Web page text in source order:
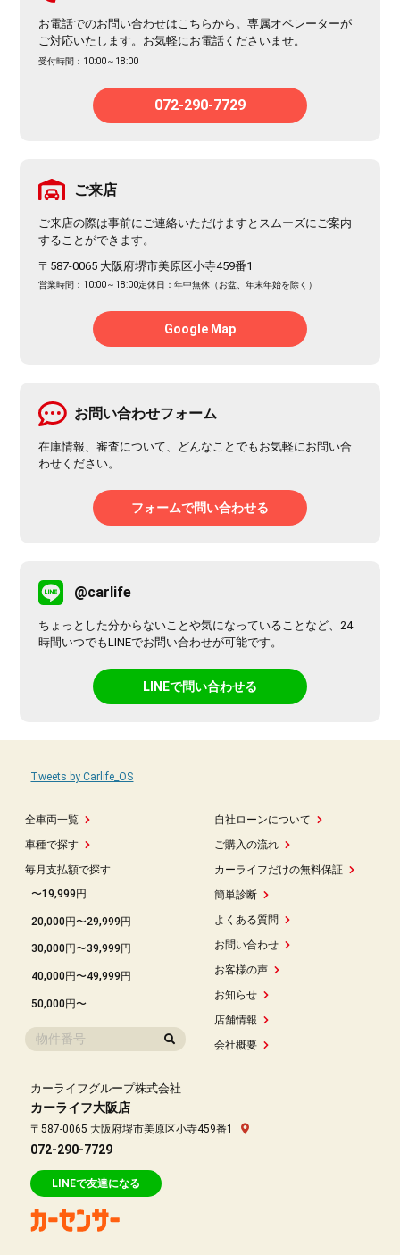
お電話でのお問い合わせはこちらから。専属オペレーターが
ご対応いたします。お気軽にお電話くださいませ。
受付時間：10:00～18:00
072-290-7729
ご来店
ご来店の際は事前にご連絡いただけますとスムーズにご案内
することができます。
〒587-0065 大阪府堺市美原区小寺459番1
営業時間：10:00～18:00定休日：年中無休（お盆、年末年始を除く）
Google Map
お問い合わせフォーム
在庫情報、審査について、どんなことでもお気軽にお問い合
わせください。
フォームで問い合わせる
@carlife
ちょっとした分からないことや気になっていることなど、24
時間いつでもLINEでお問い合わせが可能です。
LINEで問い合わせる
全車両一覧
車種で探す
毎月支払額で探す
〜19,999円
20,000円〜29,999円
30,000円〜39,999円
40,000円〜49,999円
50,000円〜
自社ローンについて
ご購入の流れ
カーライフだけの無料保証
簡単診断
よくある質問
お問い合わせ
お客様の声
お知らせ
店舗情報
会社概要
Tweets by Carlife_OS
カーライフグループ株式会社
カーライフ大阪店
〒587-0065 大阪府堺市美原区小寺459番1
072-290-7729
LINEで友達になる